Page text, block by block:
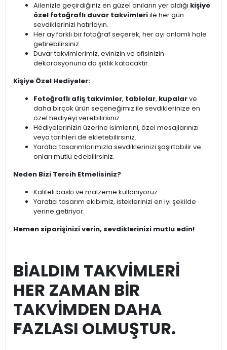
Ailenizle geçirdiğiniz en güzel anıların yer aldığı kişiye
özel fotoğraflı duvar takvimleriile her gün
sevdiklerinizi hatırlayın.
Her ay farklı bir fotoğraf seçerek, her ayı anlamlı hale
getirebilirsiniz.
Duvar takvimlerimiz, evinizin ve ofisinizin
dekorasyonuna da şıklık katacaktır.
Kişiye Özel Hediyeler:
Fotoğraflı afiş takvimler, tablolar, kupalarve
daha birçok ürün seçeneğimiz ile sevdiklerinize en
özel hediyeyi verebilirsiniz.
Hediyelerinizin üzerine isimlerini, özel mesajlarınızı
veya tarihleri de ekletebilirsiniz.
Yaratıcı tasarımlarımızla sevdiklerinizi şaşırtabilir ve
onları mutlu edebilirsiniz.
Neden Bizi Tercih Etmelisiniz?
Kaliteli baskı ve malzeme kullanıyoruz.
Yaratıcı tasarım ekibimiz, isteklerinizi en iyi şekilde
yerine getiriyor.
Hemen siparişinizi verin, sevdiklerinizi mutlu edin!
BİALDIM TAKVİMLERİ
HER ZAMAN BİR
TAKVİMDEN DAHA
FAZLASI OLMUŞTUR.